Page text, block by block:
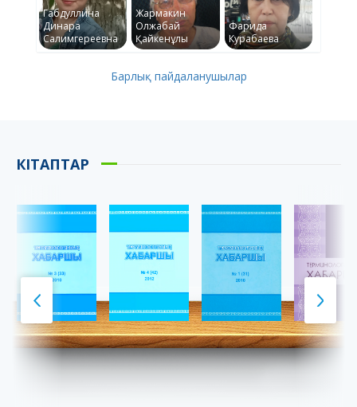
Габдуллина
Динара
Салимгереевна
Жармакин
Олжабай
Қайкенұлы
Фарида
Курабаева
Барлық пайдаланушылар
КІТАПТАР